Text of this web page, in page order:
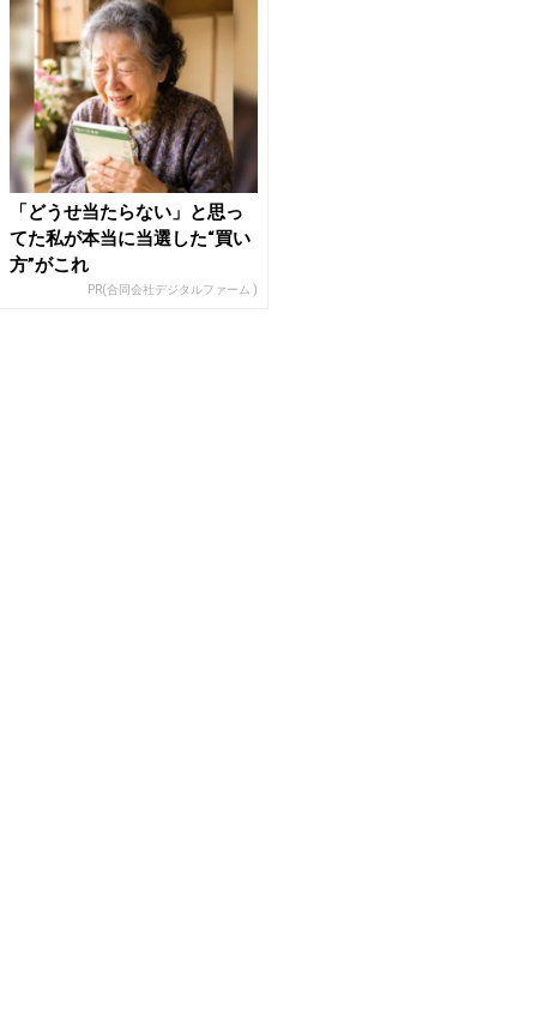
「どうせ当たらない」と思っ
てた私が本当に当選した“買い
方”がこれ
PR(合同会社デジタルファーム )